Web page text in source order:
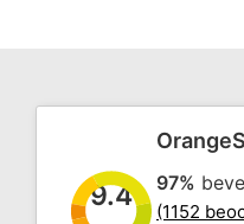
9.4 97%
(1152